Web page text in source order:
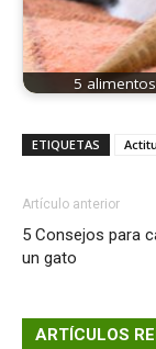
5
ETIQUETAS
Artículo anterior
5 Consejos para
un gato
ARTÍCULOS